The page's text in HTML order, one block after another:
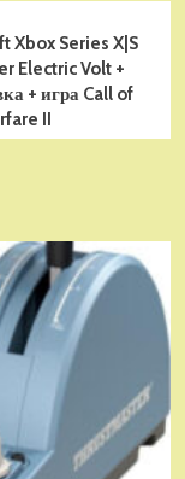
Xbox Series X|S
Electric Volt +
+ игра Call of
II